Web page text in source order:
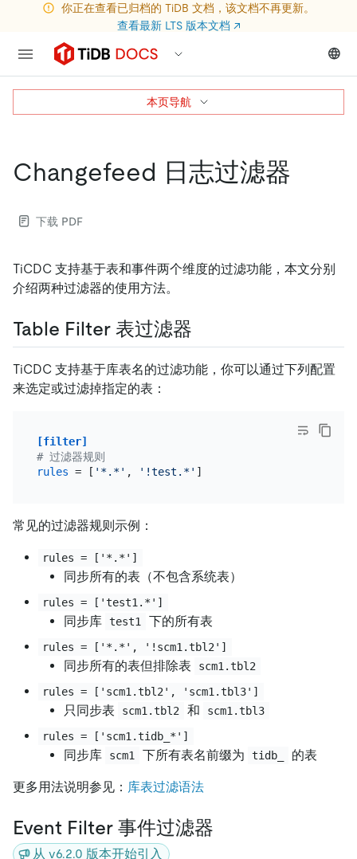
你正在查看已归档的 TiDB 文档，该文档不再更新。
查看最新 LTS 版本文档 ↗
Changefeed 日志过滤器
下载 PDF
TiCDC 支持基于表和事件两个维度的过滤功能，本文分别
介绍两种过滤器的使用方法。
Table Filter 表过滤器
TiCDC 支持基于库表名的过滤功能，你可以通过下列配置
来选定或过滤掉指定的表：
[filter]
# 过滤器规则
rules = [ '*.*' , '!test.*'
常见的过滤器规则示例：
rules = ['*.*']
同步所有的表（不包含系统表）
rules = ['test1.*']
同步库 test1 下的所有表
rules = ['*.*', '!scm1.tbl2']
同步所有的表但排除表
scm1.tbl2
rules = ['scm1.tbl2', 'scm1.tbl3']
只同步表 scm1.tbl2 和
scm1.tbl3
rules = ['scm1.tidb_*']
同步库 scm1 下所有表名前缀为 tidb_ 的表
更多用法说明参见： 库表过滤语法
Event Filter 事件过滤器
从 v6.2.0 版本开始引入
本页导航